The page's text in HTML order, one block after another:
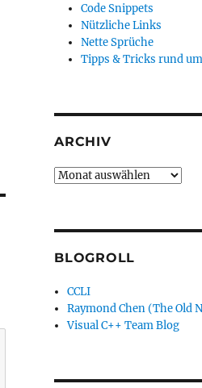
Code Snippets
Nützliche Links
Nette Sprüche
Tipps & Tricks rund
ARCHIV
Archiv
BLOGROLL
CCLI
Raymond Chen (The Old
Visual C++ Team Blog